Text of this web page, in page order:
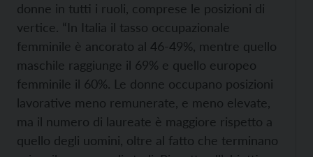
donne in tutti i ruoli, comprese le posizioni di
vertice. “In Italia il tasso occupazionale
femminile è ancorato al 46-49%, mentre quello
maschile raggiunge il 69% e quello europeo
femminile il 60%. Le donne occupano posizioni
lavorative meno remunerate, e meno elevate,
ma il numero di laureate è maggiore rispetto a
quello degli uomini, oltre al fatto che terminano